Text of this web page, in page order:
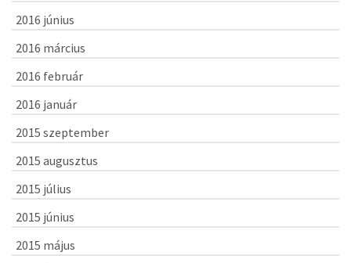
2016 június
2016 március
2016 február
2016 január
2015 szeptember
2015 augusztus
2015 július
2015 június
2015 május